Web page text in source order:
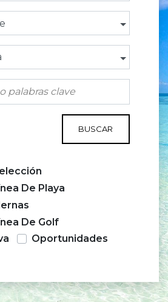
BUSCAR
De Playa
De Golf
Oportunidades